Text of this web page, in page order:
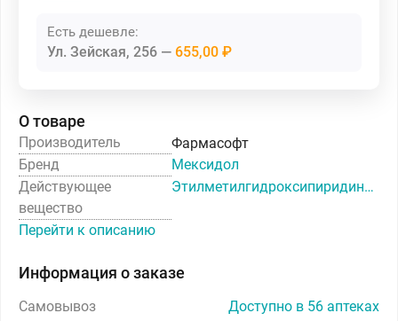
Есть дешевле:
Ул. Зейская, 256 655,00 ₽
О товаре
Производитель
Фармасофт
Бренд
Мексидол
Действующее
вещество
Этилметилгидроксипиридина сукцинат
Перейти к описанию
Информация о заказе
Самовывоз Доступно в 56 аптеках